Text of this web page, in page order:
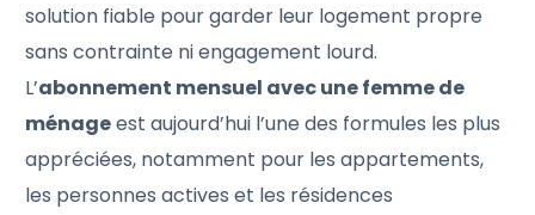
solution fiable pour garder leur logement propre
sans contrainte ni engagement lourd.
L’abonnement mensuel avec une femme de
ménageest aujourd’hui l’une des formules les plus
appréciées, notamment pour les appartements,
les personnes actives et les résidences